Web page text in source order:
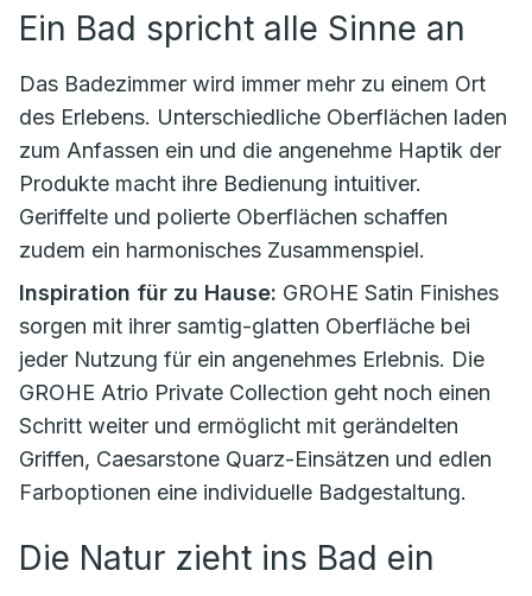
Ein Bad spricht alle Sinne an
Das Badezimmer wird immer mehr zu einem Ort
des Erlebens. Unterschiedliche Oberflächen laden
zum Anfassen ein und die angenehme Haptik der
Produkte macht ihre Bedienung intuitiver.
Geriffelte und polierte Oberflächen schaffen
zudem ein harmonisches Zusammenspiel.
Inspiration für zu Hause: GROHE Satin Finishes
sorgen mit ihrer samtig-glatten Oberfläche bei
jeder Nutzung für ein angenehmes Erlebnis. Die
GROHE Atrio Private Collection geht noch einen
Schritt weiter und ermöglicht mit gerändelten
Griffen, Caesarstone Quarz-Einsätzen und edlen
Farboptionen eine individuelle Badgestaltung.
Die Natur zieht ins Bad ein